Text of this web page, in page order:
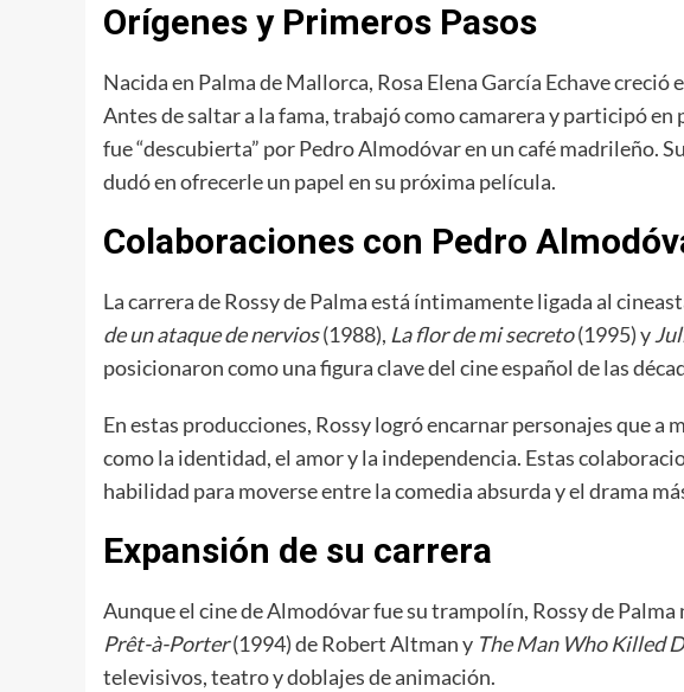
Orígenes y Primeros Pasos
Nacida en Palma de Mallorca, Rosa Elena García Echave
Antes de saltar a la fama, trabajó como camarera y participó
fue “descubierta” por Pedro Almodóvar en un café madrileño.
dudó en ofrecerle un papel en su próxima película.
Colaboraciones con Pedro
La carrera de Rossy de Palma está íntimamente ligada al
de un ataque de nervios(1988), La flor de mi secreto(1995) y
posicionaron como una figura clave del cine español de las
En estas producciones, Rossy logró encarnar personajes que
como la identidad, el amor y la independencia. Estas
habilidad para moverse entre la comedia absurda y el drama
Expansión de su carrera
Aunque el cine de Almodóvar fue su trampolín, Rossy de
Prêt-à-Porter(1994) de Robert Altman y The Man Who Killed
televisivos, teatro y doblajes de animación.